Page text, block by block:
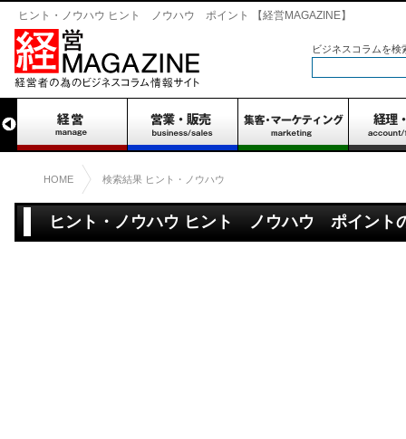
ヒント・ノウハウ ヒント ノウハウ ポイント 【経営MAGAZINE】
ビジネスコラムを検
HOME 検索結果 ヒント・ノウハウ
ヒント・ノウハウ ヒント ノウハウ ポイント